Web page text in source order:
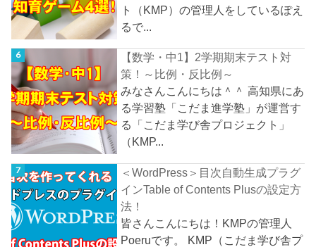
ト（KMP）の管理人をしているぽえ
るで...
【数学・中1】2学期期末テスト対
策！～比例・反比例～
みなさんこんにちは＾＾ 高知県にあ
る学習塾「こだま進学塾」が運営す
る「こだま学び舎プロジェクト」
（KMP...
＜WordPress＞目次自動生成プラグ
インTable of Contents Plusの設定方
法！
皆さんこんにちは！KMPの管理人
Poeruです。 KMP（こだま学び舎プ